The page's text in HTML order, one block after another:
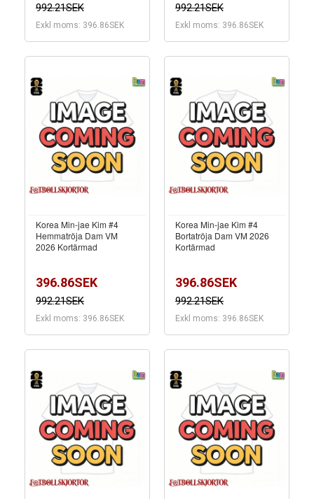
992.21SEK
Exkl moms: 396.86SEK
992.21SEK
Exkl moms: 396.86SEK
Korea Min-jae Kim #4
Hemmatröja Dam VM
2026 Kortärmad
396.86SEK
992.21SEK
Exkl moms: 396.86SEK
Korea Min-jae Kim #4
Bortatröja Dam VM 2026
Kortärmad
396.86SEK
992.21SEK
Exkl moms: 396.86SEK